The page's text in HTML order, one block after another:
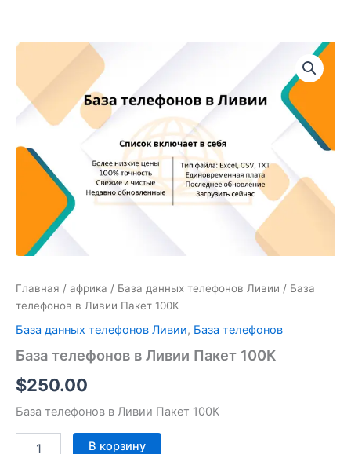
Главная / африка / База данных телефонов Ливии / База
телефонов в Ливии Пакет 100К
База данных телефонов Ливии, База телефонов
База телефонов в Ливии Пакет 100К
$250.00
База телефонов в Ливии Пакет 100К
Количество
телефонов
Пакет
100К
В корзину